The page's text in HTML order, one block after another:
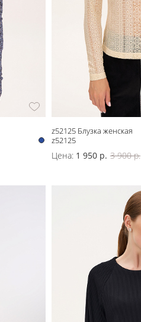
z52125 Блузка женская
z52125
Цена: 1 950 р. 3 900 р.